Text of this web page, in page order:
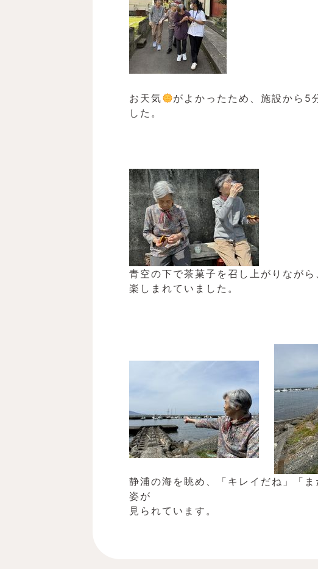
お天気
がよかったため、施設から5
した。
青空の下で茶菓子を召し上がりなが
楽しまれていました。
静浦の海を眺め、「キレイだね」「
姿が
見られています。